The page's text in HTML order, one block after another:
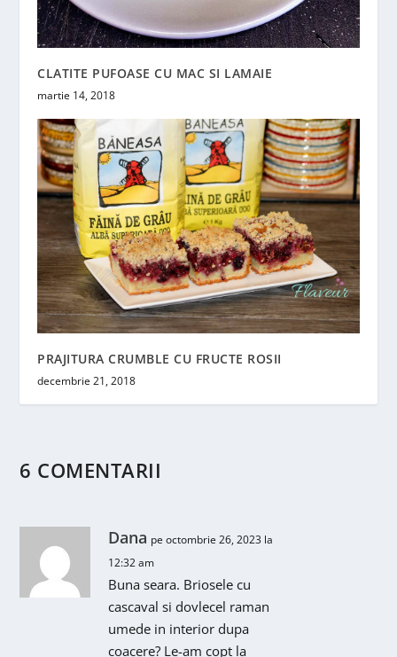
CLATITE PUFOASE CU MAC SI LAMAIE
martie 14, 2018
PRAJITURA CRUMBLE CU FRUCTE ROSII
decembrie 21, 2018
6 COMENTARII
Dana pe octombrie 26, 2023 la
12:32 am
Buna seara. Briosele cu
cascaval si dovlecel raman
umede in interior dupa
coacere? Le-am copt la